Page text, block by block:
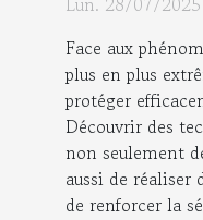
Face aux
plus en plus
protéger
Découvrir des
non seulement
aussi de réaliser
de renforcer la